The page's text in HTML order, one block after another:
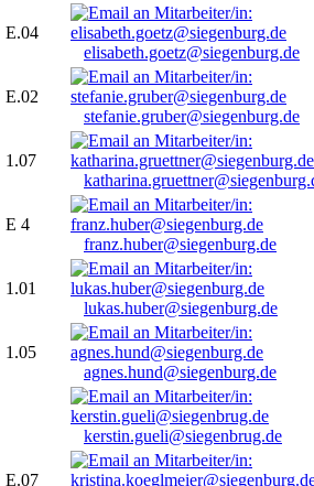
E.04
elisabeth.goetz@siegenburg.de
E.02
stefanie.gruber@siegenburg.de
1.07
E 4
franz.huber@siegenburg.de
1.01
lukas.huber@siegenburg.de
1.05
agnes.hund@siegenburg.de
kerstin.gueli@siegenbrug.de
E.07